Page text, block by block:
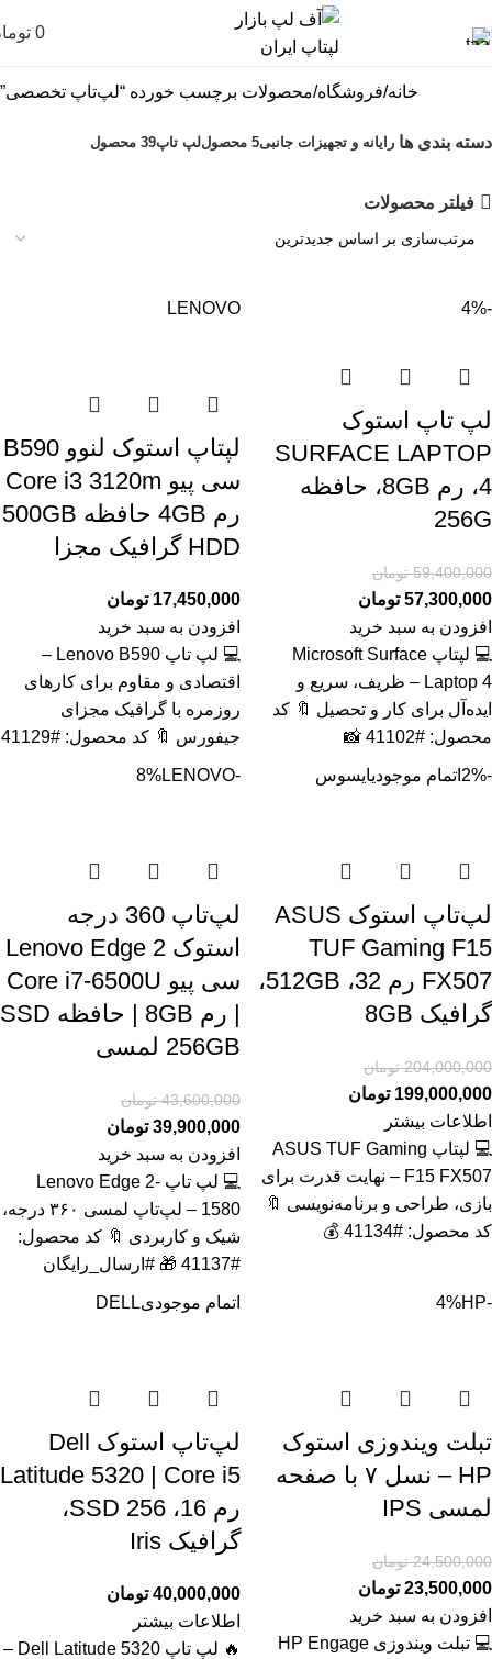
0
خانه فروشگاه محصولات برچسب خورده “لپ‌تاپ تخصصی”
دسته بندی ها رایانه و تجهیزات جانبی5 محصول لپ تاپ39 محصول
فیلتر محصولات
-4%
لپ تاپ استوک
SURFACE LAPTOP
4، رم 8GB، حافظه
256G
59,400,000 تومان
57,300,000 تومان
افزودن به سبد خرید
💻 لپتاپ Microsoft Surface
Laptop 4 – ظریف، سریع و
ایده‌آل برای کار و تحصیل 🔖 کد
محصول: #41102 📸
LENOVO
لپتاپ استوک لنوو B590
سی پیو Core i3 3120m
رم 4GB حافظه 500GB
HDD گرافیک مجزا
17,450,000 تومان
افزودن به سبد خرید
💻 لپ تاپ Lenovo B590 –
اقتصادی و مقاوم برای کارهای
روزمره با گرافیک مجزای
جیفورس 🔖 کد محصول: #41129
-2% اتمام موجودیایسوس
لپ‌تاپ استوک ASUS
TUF Gaming F15
FX507 رم 32، 512GB،
گرافیک 8GB
204,000,000 تومان
199,000,000 تومان
اطلاعات بیشتر
💻 لپتاپ ASUS TUF Gaming
F15 FX507 – نهایت قدرت برای
بازی، طراحی و برنامه‌نویسی 🔖
کد محصول: #41134 💰
-8%
LENOVO
لپ‌تاپ 360 درجه
استوک Lenovo Edge 2
سی پیو Core i7-6500U
| رم 8GB | حافظه SSD
256GB لمسی
43,600,000 تومان
39,900,000 تومان
افزودن به سبد خرید
💻 لپ تاپ Lenovo Edge 2-
1580 – لپ‌تاپ لمسی ۳۶۰ درجه،
شیک و کاربردی 🔖 کد محصول:
#41137 🎁 #ارسال_رایگان
-4%
HP
تبلت ویندوزی استوک
HP – نسل ۷ با صفحه
لمسی IPS
24,500,000 تومان
23,500,000 تومان
افزودن به سبد خرید
💻 تبلت ویندوزی HP Engage
اتمام موجودیDELL
لپ‌تاپ استوک Dell
Latitude 5320 | Core i5
رم 16، SSD 256،
گرافیک Iris
40,000,000 تومان
اطلاعات بیشتر
🔥 لپ تاپ Dell Latitude 5320 –